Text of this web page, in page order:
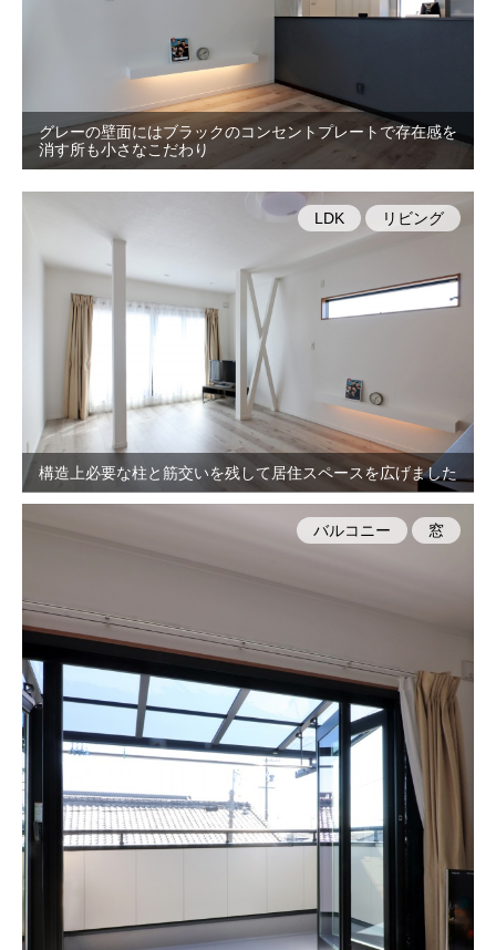
グレーの壁面にはブラックのコンセントプレートで存在感を
消す所も小さなこだわり
構造上必要な柱と筋交いを残して居住スペースを広げました
LDK リビング
バルコニー 窓